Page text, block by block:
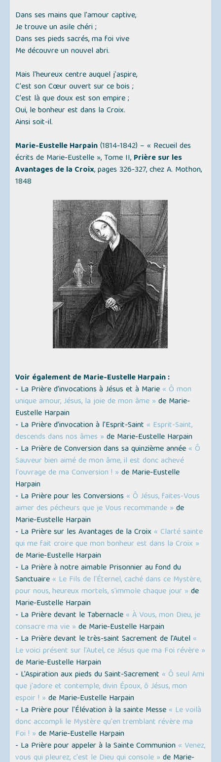
Dans ses mains que l'amour captive,
Je trouve un asile chéri ;
Dans ses pieds sacrés, ma foi vive
Me découvre un nouvel abri.
Mais l'heureux centre auquel j'aspire,
C'est son Cœur ouvert sur ce bois ;
C'est là que doux est son empire ;
Oui, le bonheur est dans la Croix.
Ainsi soit-il.
Marie-Eustelle Harpain(1814-1842) –« Recueil des
écrits de Marie-Eustelle », Tome II, Prière sur les
Avantages de la Croix, pages 326-327, chez A. Mothon,
1848
Voir également de Marie-Eustelle Harpain :
- La Prière d’invocations à Jésus et à Marie « Ô mon
unique amour, Jésus, la joie de mon âme » de Marie-
Eustelle Harpain
- La Prière d’invocation à l'Esprit-Saint « Esprit-Saint,
descends dans nos âmes » de Marie-Eustelle Harpain
- La Prière de Conversion dans sa quinzième année « Ô
Sauveur bien aimé de mon âme, il est donc achevé
l'ouvrage de ma Conversion ! » de Marie-Eustelle
Harpain
- La Prière pour les Conversions « Ô Jésus, faites-Vous
aimer des pécheurs que je Vous recommande » de
Marie-Eustelle Harpain
- La Prière sur les Avantages de la Croix « Clarté sainte
qui me fait croire que mon bonheur est dans la Croix »
de Marie-Eustelle Harpain
- La Prière à notre aimable Prisonnier au fond du
Sanctuaire « Le Fils de l'Éternel, caché dans ce Mystère,
pour nous, heureux mortels, s'immole chaque jour » de
Marie-Eustelle Harpain
- La Prière devant le Tabernacle « À Vous, mon Dieu, je
consacre ma vie » de Marie-Eustelle Harpain
- La Prière devant le très-saint Sacrement de l’Autel «
Le voici présent sur l'Autel, ce Jésus que ma Foi révère »
de Marie-Eustelle Harpain
- L’Aspiration aux pieds du Saint-Sacrement « Ô seul Ami
que j'adore et contemple, divin Époux, ô Jésus, mon
espoir ! » de Marie-Eustelle Harpain
- La Prière pour l'Élévation à la sainte Messe « Le voilà
donc accompli le Mystère qu'en tremblant révère ma
Foi ! » de Marie-Eustelle Harpain
- La Prière pour appeler à la Sainte Communion « Venez,
vous qui pleurez, c'est le Dieu qui console » de Marie-